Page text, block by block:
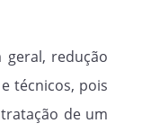
geral, redução
técnicos, pois
de um